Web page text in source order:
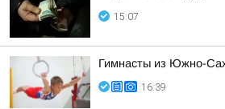
15:07
Гимнасты из Южно-
16:39